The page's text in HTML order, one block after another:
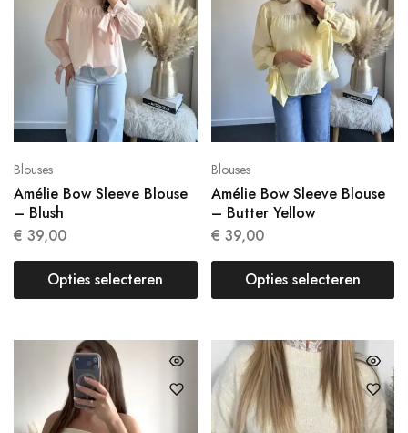
Blouses
Amélie Bow Sleeve Blouse
– Blush
€ 39,00
Opties selecteren
Blouses
Amélie Bow Sleeve Blouse
– Butter Yellow
€ 39,00
Opties selecteren